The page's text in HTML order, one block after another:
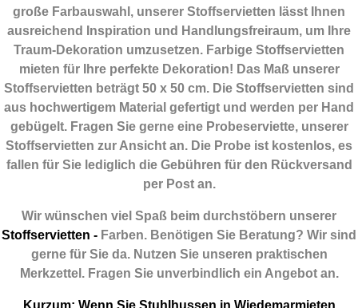
große Farbauswahl, unserer Stoffservietten lässt Ihnen
ausreichend Inspiration und Handlungsfreiraum, um Ihre
Traum-Dekoration umzusetzen. Farbige Stoffservietten
mieten für Ihre perfekte Dekoration! Das Maß unserer
Stoffservietten beträgt 50 x 50 cm. Die Stoffservietten sind
aus hochwertigem Material gefertigt und werden per Hand
gebügelt. Fragen Sie gerne eine Probeserviette, unserer
Stoffservietten zur Ansicht an. Die Probe ist kostenlos, es
fallen für Sie lediglich die Gebühren für den Rückversand
per Post an.
Wir wünschen viel Spaß beim durchstöbern unserer
Stoffservietten - Farben. Benötigen Sie Beratung? Wir sind
gerne für Sie da. Nutzen Sie unseren praktischen
Merkzettel. Fragen Sie unverbindlich ein Angebot an.
Kurzum: Wenn Sie Stuhlhussen in Wiedemarmieten